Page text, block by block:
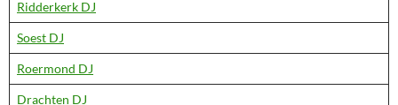
Ridderkerk DJ
Soest DJ
Roermond DJ
Drachten DJ